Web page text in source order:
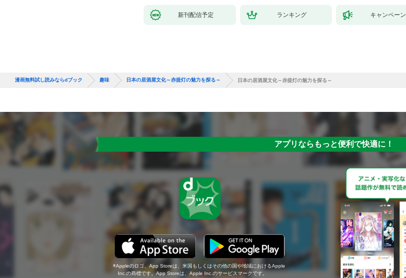
新刊配信予定 ランキング キャンペーン
漫画無料試し読みならdブック 趣味 日本の居酒屋文化～赤提灯の魅力を探る～ 日本の居酒屋文化～赤提灯の魅力を探る～
アプリならもっと便利で快適に！
Appleのロゴ、App Storeは、米国もしくはその他の国や地域におけるApple
Inc.の商標です。App Storeは、Apple Inc.のサービスマークです。